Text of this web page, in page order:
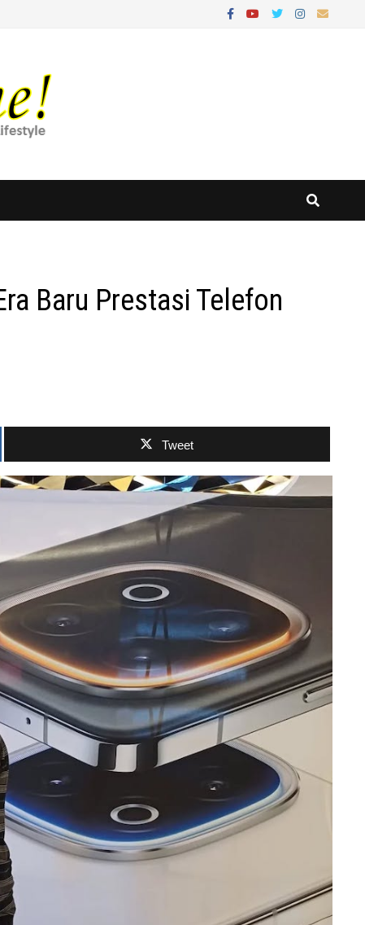
Baru Prestasi Telefon
Tweet